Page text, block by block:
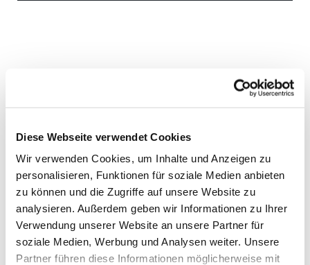
Diese Webseite verwendet Cookies
Wir verwenden Cookies, um Inhalte und Anzeigen zu
personalisieren, Funktionen für soziale Medien anbieten
zu können und die Zugriffe auf unsere Website zu
analysieren. Außerdem geben wir Informationen zu Ihrer
Verwendung unserer Website an unsere Partner für
soziale Medien, Werbung und Analysen weiter. Unsere
Partner führen diese Informationen möglicherweise mit